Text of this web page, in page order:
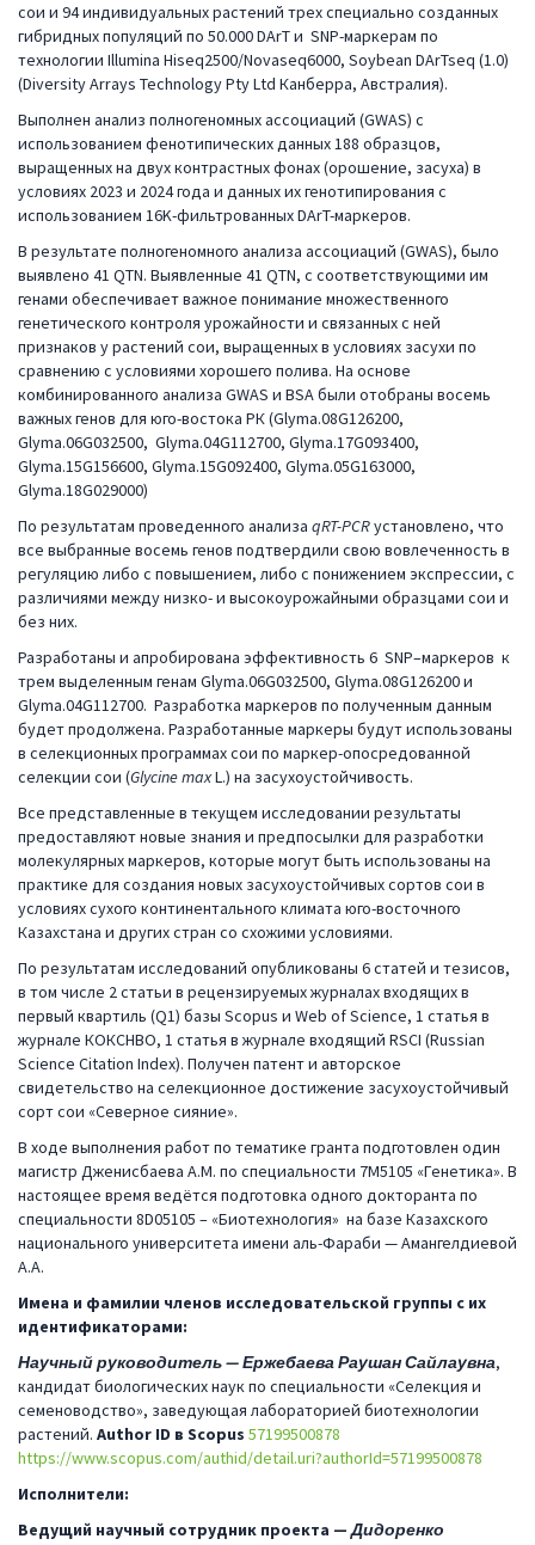
сои и 94 индивидуальных растений трех специально созданных
гибридных популяций по 50.000 DArT и SNP-маркерам по
технологии Illumina Hiseq2500/Novaseq6000, Soybean DArTseq (1.0)
(Diversity Arrays Technology Pty Ltd Канберра, Австралия).
Выполнен анализ полногеномных ассоциаций (GWAS) с
использованием фенотипических данных 188 образцов,
выращенных на двух контрастных фонах (орошение, засуха) в
условиях 2023 и 2024 года и данных их генотипирования с
использованием 16K-фильтрованных DArT-маркеров.
В результате полногеномного анализа ассоциаций (GWAS), было
выявлено 41 QTN. Выявленные 41 QTN, с соответствующими им
генами обеспечивает важное понимание множественного
генетического контроля урожайности и связанных с ней
признаков у растений сои, выращенных в условиях засухи по
сравнению с условиями хорошего полива. На основе
комбинированного анализа GWAS и BSA были отобраны восемь
важных генов для юго-востока РК (Glyma.08G126200,
Glyma.06G032500, Glyma.04G112700, Glyma.17G093400,
Glyma.15G156600, Glyma.15G092400, Glyma.05G163000,
Glyma.18G029000)
По результатам проведенного анализа qRT-PCRустановлено, что
все выбранные восемь генов подтвердили свою вовлеченность в
регуляцию либо с повышением, либо с понижением экспрессии, с
различиями между низко- и высокоурожайными образцами сои и
без них.
Разработаны и апробирована эффективность 6 SNP–маркеров к
трем выделенным генам Glyma.06G032500, Glyma.08G126200 и
Glyma.04G112700. Разработка маркеров по полученным данным
будет продолжена. Разработанные маркеры будут использованы
в селекционных программах сои по маркер-опосредованной
селекции сои (GlycinemaxL.) на засухоустойчивость.
Все представленные в текущем исследовании результаты
предоставляют новые знания и предпосылки для разработки
молекулярных маркеров, которые могут быть использованы на
практике для создания новых засухоустойчивых сортов сои в
условиях сухого континентального климата юго-восточного
Казахстана и других стран со схожими условиями.
По результатам исследований опубликованы 6 статей и тезисов,
в том числе 2 статьи в рецензируемых журналах входящих в
первый квартиль (Q1) базы Scopus и Web of Science, 1 статья в
журнале КОКСНВО, 1 статья в журнале входящий RSCI (Russian
Science Citation Index). Получен патент и авторское
свидетельство на селекционное достижение засухоустойчивый
сорт сои «Северное сияние».
В ходе выполнения работ по тематике гранта подготовлен один
магистр Дженисбаева А.М. по специальности 7М5105 «Генетика». В
настоящее время ведётся подготовка одного докторанта по
специальности 8D05105 – «Биотехнология» на базе Казахского
национального университета имени аль-Фараби — Амангелдиевой
А.А.
Имена и фамилии членов исследовательской группы с их
идентификаторами:
Научный руководитель — Ержебаева Раушан Сайлаувна,
кандидат биологических наук по специальности «Селекция и
семеноводство», заведующая лабораторией биотехнологии
растений. Author ID в Scopus 57199500878
https://www.scopus.com/authid/detail.uri?authorId=57199500878
Исполнители:
Ведущий научный сотрудник проекта —Дидоренко